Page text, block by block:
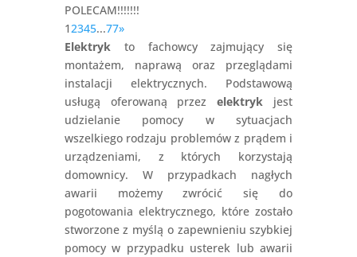
POLECAM!!!!!!!
12345...77»
Elektryk to fachowcy zajmujący się
montażem, naprawą oraz przeglądami
instalacji elektrycznych. Podstawową
usługą oferowaną przezelektryk jest
udzielanie pomocy w sytuacjach
wszelkiego rodzaju problemów z prądem i
urządzeniami, z których korzystają
domownicy. W przypadkach nagłych
awarii możemy zwrócić się do
pogotowania elektrycznego, które zostało
stworzone z myślą o zapewnieniu szybkiej
pomocy w przypadku usterek lub awarii